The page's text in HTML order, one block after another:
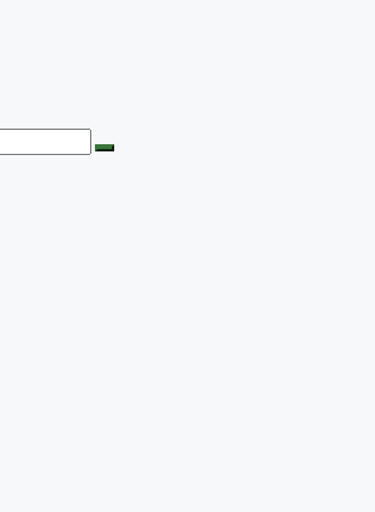
Search